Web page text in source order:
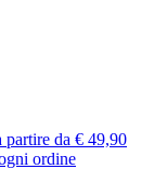
partire da € 49,90
ordine